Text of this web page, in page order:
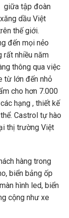
giữa tập đoàn
dầu Việt
thế giới.
đến mọi nẻo
rất nhiều năm
thông qua việc
từ lớn đến nhỏ
cho hơn 7.000
hạng , thiết kế
Castrol tự hào
thị trường Việt
hàng trong
biển bảng ốp
hình led, biển
cộng như xe